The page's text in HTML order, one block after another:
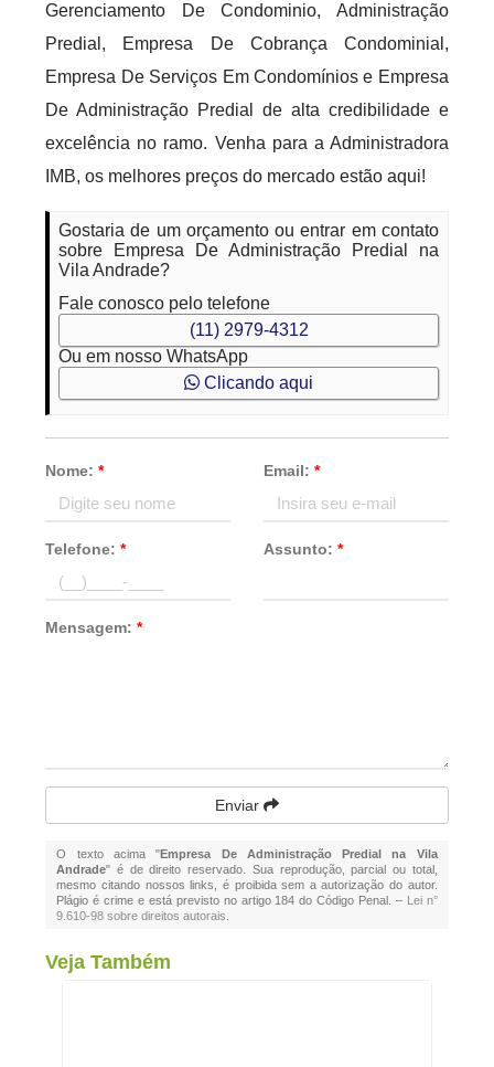
Gerenciamento De Condominio, Administração
Predial, Empresa De Cobrança Condominial,
Empresa De Serviços Em Condomínios e Empresa
De Administração Predial de alta credibilidade e
excelência no ramo. Venha para a Administradora
IMB, os melhores preços do mercado estão aqui!
Gostaria de um orçamento ou entrar em contato
sobre Empresa De Administração Predial na
Vila Andrade?
Fale conosco pelo telefone
(11) 2979-4312
Ou em nosso WhatsApp
Clicando aqui
Nome:* Email: *
Telefone:* Assunto: *
Mensagem:*
Enviar
O texto acima "Empresa De Administração Predial na Vila
Andrade" é de direito reservado. Sua reprodução, parcial ou total,
mesmo citando nossos links, é proibida sem a autorização do autor.
Plágio é crime e está previsto no artigo 184 do Código Penal. – Lei n°
9.610-98 sobre direitos autorais
Veja Também